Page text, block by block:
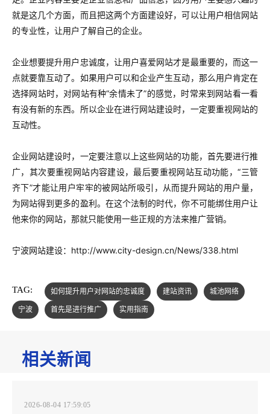
就是这几个方面，而且把这两个方面建设好，可以让用户相信网站
的专业性，让用户了解自己的企业。
企业想要提升用户忠诚度，让用户喜爱网站才是最重要的，而这一
点就要靠互动了。如果用户可以和企业产生互动，那么用户肯定在
选择网站时，对网站有种“余情未了”的感觉，时常来到网站看一看
有没有新的东西。所以企业在进行网站建设时，一定要重视网站的
互动性。
企业网站建设时，一定要注意以上这些网站的功能，首先要进行推
广，其次要重视网站内容建设，最后要重视网站互动功能，“三管
齐下”才能让用户牢牢的被网站所吸引，从而提升网站的用户量，
为网站得到更多的盈利。在这个法制的时代，你不可能绑住用户让
他来你的网站，那就只能使用一些正规的方法来推广营销。
宁波网站建设： http://www.city-design.cn/News/338.html
TAG: 如何提升用户对网站的忠诚度 建站资讯
城池网络
宁波
首先是进行推广 实用指南
相关新闻
2026-08-04 17:59:05